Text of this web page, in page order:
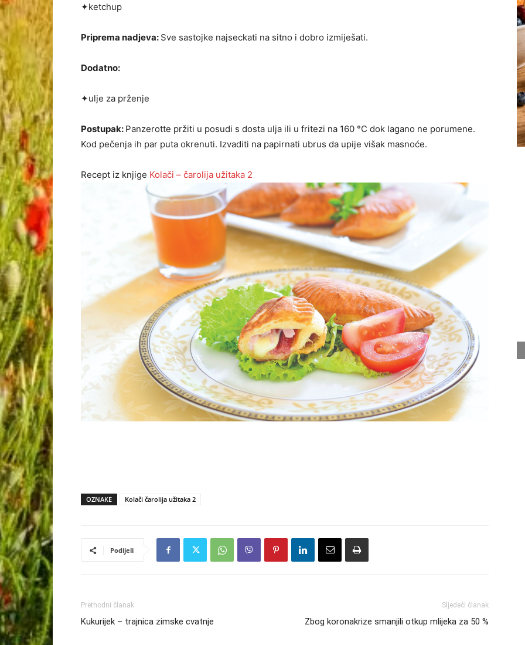
✦ketchup
Priprema nadjeva:Sve sastojke najsecka­ti na sitno i dobro izmiješati.
Dodatno:
✦ulje za prženje
Postupak:Panzerotte pržiti u posudi s do­sta ulja ili u fritezi na 160 °C dok lagano ne porumene.
Kod pečenja ih par puta okre­nuti. Izvaditi na papirnati ubrus da upije višak masnoće.
Recept iz knjigeKolači – čarolija užitaka 2
OZNAKE Kolači čarolija užitaka 2
Podijeli
Prethodni članak
Kukurijek – trajnica zimske cvatnje
Sljedeći članak
Zbog koronakrize smanjili otkup mlijeka za 50 %